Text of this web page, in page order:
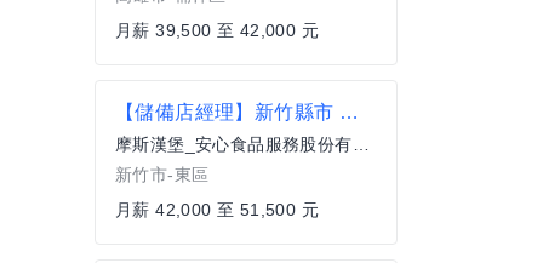
月薪 39,500 至 42,000 元
【儲備店經理】新竹縣市 起薪42000元-51500元
摩斯漢堡_安心食品服務股份有限公司
新竹市-東區
月薪 42,000 至 51,500 元